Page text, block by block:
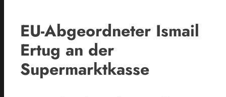
EU-Abgeordneter Ismail
Ertug an der
Supermarktkasse